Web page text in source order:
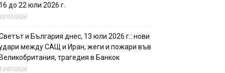
до 22 юли 2026 г.
07/2026
и България днес, 13 юли 2026 г.: нови
между САЩ и Иран, жеги и пожари във
трагедия в Банкок
07/2026